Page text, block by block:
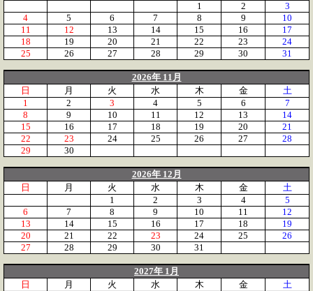
1
2
3
4
5 6 7 8 9
10
11
12 13 14 15 16
17
18
19 20 21 22 23
24
25
26 27 28 29 30 31
2026年 11月
日
月 火 水 木 金
土
1
2 3 4 5 6
7
8
9 10 11 12 13
14
15
16 17 18 19 20
21
22
23 24 25 26 27
28
29
30
2026年 12月
日
月 火 水 木 金
土
1
2 3 4
5
6
7 8 9 10 11
12
13
14 15 16 17 18
19
20
21 22 23 24 25
26
27
28 29 30 31
2027年 1月
日
月 火 水 木 金
土